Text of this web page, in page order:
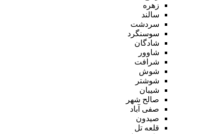
زهره
سالند
سردشت
سوسنگرد
شادگان
شاوور
شرافت
شوش
شوشتر
شیبان
صالح شهر
صفی آباد
صیدون
قلعه تل